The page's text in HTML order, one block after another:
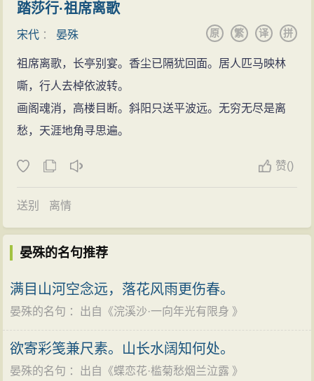
他卧病时来看望他感到遗憾，特地二天没有上朝。赠给
晏殊司空（三公之一）兼侍中（官名，门下省长官）的
官爵，赐谥号为“元献”，在碑文的首款篆写了“旧学之碑”
四个字。晏殊虽多年身居要位，却平易近人。他唯贤是
举，范仲淹、孔道辅、王安石等均出自其门下；韩琦、
富弼、欧阳修等皆经他栽培、荐引，都得到重用。韩琦
但殊举贤不避亲，晏殊为宰相时，富弼为枢密副使，后
踏莎行·祖席离歌
宋代 ： 晏殊 拼
译
繁
原
祖席离歌，长亭别宴。香尘已隔犹回面。居人匹马映林
嘶，行人去棹依波转。
画阁魂消，高楼目断。斜阳只送平波远。无穷无尽是离
愁，天涯地角寻思遍。
赞()
送别 离情
晏殊的名句推荐
满目山河空念远，落花风雨更伤春。
晏殊的名句 ：出自《浣溪沙·一向年光有限身 》
欲寄彩笺兼尺素。山长水阔知何处。
晏殊的名句 ：出自《蝶恋花·槛菊愁烟兰泣露 》